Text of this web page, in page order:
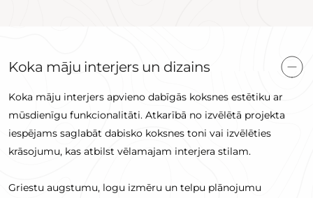
Koka māju interjers un dizains
Koka māju interjers apvieno dabīgās koksnes estētiku ar
mūsdienīgu funkcionalitāti. Atkarībā no izvēlētā projekta
iespējams saglabāt dabisko koksnes toni vai izvēlēties
krāsojumu, kas atbilst vēlamajam interjera stilam.
Griestu augstumu, logu izmēru un telpu plānojumu